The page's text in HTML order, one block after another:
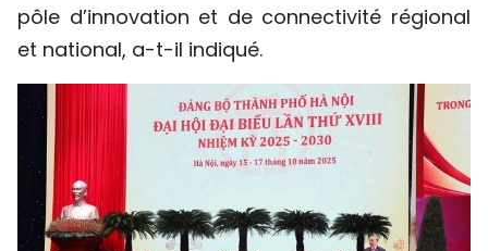
pôle d’innovation et de connectivité régional
et national, a-t-il indiqué.